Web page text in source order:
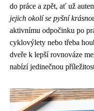
do práce a zpět, ať už
jejich okolí se pyšní
aktivnímu odpočinku po
cyklovýlety nebo třeba
dveře k lepší rovnováze
nabízí jedinečnou